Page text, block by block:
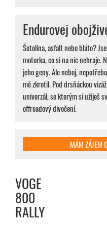
VOGE
800
RALLY
MÁM ZÁJEM
Endurovej
Šotolina, asfalt nebo bláto?
motorka, co si na nic nehraje.
jeho geny. Ale neboj,
mě zkrotil. Pod drsňáckou
univerzál, se kterým si užiješ
offroadový divočení.